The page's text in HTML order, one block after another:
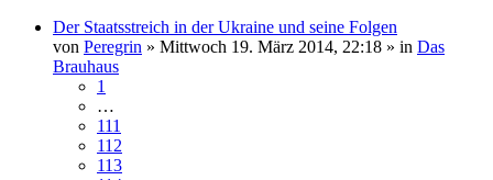
Der Staatsstreich in der Ukraine und seine Folgen
von Peregrin » Mittwoch 19. März 2014, 22:18 » in Das
Brauhaus
1
…
111
112
113